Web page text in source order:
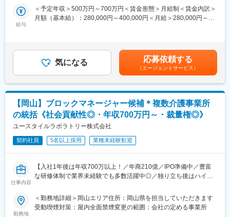
さまざまなキャリアの選択肢が用意されています。
医薬品等の情報提供と現場課題の情報収集を行いながら、問題解
決の提案を行う提案型営業です
す。（年に数件、新規営業が発生する可能性があります）
＜働き方＞
※営業車支給、営業時移動にかかる経費は会社支給
■研修制度
OJTがメインとなりますので、先輩社員の同行や営業所内での座
学などから始まります。また社内学術課でのセミナーや外部の製
品セミナーも用意しております。
■キャリアパス
年に1回昇進昇格があります。昇進昇格は1年間の評価を基に、行
動面も含め2軸で決定していきます。キャリア申告と面談も制度が
キャリア長期キャリアや長所や短所などを面談しキャリア形成を
推進しております。
給与
＜予定年収＞500万円～700万円＜賃金形態＞月給制＜賃金内訳＞
月額（基本給）：280,000円～400,000円＜月給＞280,000円～
上下する可能性があります。月給(月額)は固定手当を含めた表記で
す。
気になる 応募依頼する
（エージェントサービス）
【岡山】ブロックマネージャー候補＊複数介護事業所
の統括《社会貢献性◎・年収700万円～・裁量権◎》
ユースタイルラボラトリー株式会社
契約社員 5名以上採用 業種未経験歓迎
仕事内容
【入社1年後は年収700万以上！／年商210億／IPO準備中／豊富
な研修体制で業界未経験でも多数活躍中◎／独り立ち後はハイブ
重度障害のある方や高齢者の方等に医療的ケアサービスを行う訪
勤務地
＜勤務地詳細＞岡山エリア住所：岡山県を担当していただきます
受動喫煙対策：屋内全面禁煙変更の範囲：会社の定める事業所